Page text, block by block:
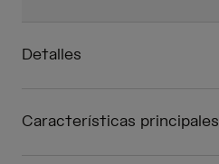
Detalles
Características principales